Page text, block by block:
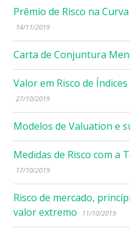
Prêmio de Risco na
14/11/2019
Carta de Conjuntura
Valor em Risco de
27/10/2019
Modelos de Valuation e
Medidas de Risco com a
17/10/2019
Risco de mercado,
valor extremo
11/10/2019